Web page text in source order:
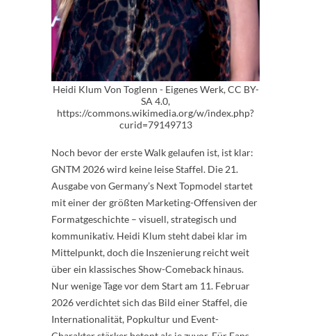
Heidi Klum Von Toglenn - Eigenes Werk, CC BY-
SA 4.0,
https://commons.wikimedia.org/w/index.php?
curid=79149713
Noch bevor der erste Walk gelaufen ist, ist klar:
GNTM 2026 wird keine leise Staffel. Die 21.
Ausgabe von Germany’s Next Topmodel startet
mit einer der größten Marketing-Offensiven der
Formatgeschichte – visuell, strategisch und
kommunikativ. Heidi Klum steht dabei klar im
Mittelpunkt, doch die Inszenierung reicht weit
über ein klassisches Show-Comeback hinaus.
Nur wenige Tage vor dem Start am 11. Februar
2026 verdichtet sich das Bild einer Staffel, die
Internationalität, Popkultur und Event-